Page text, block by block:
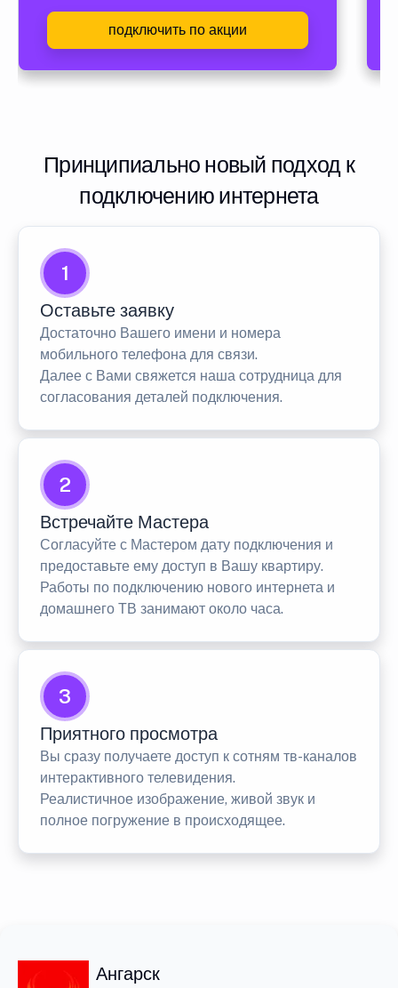
подключить по акции
Принципиально новый подход к
подключению интернета
1
Оставьте заявку
Достаточно Вашего имени и номера
мобильного телефона для связи.
Далее с Вами свяжется наша сотрудница для
согласования деталей подключения.
2
Встречайте Мастера
Согласуйте с Мастером дату подключения и
предоставьте ему доступ в Вашу квартиру.
Работы по подключению нового интернета и
домашнего ТВ занимают около часа.
3
Приятного просмотра
Вы сразу получаете доступ к сотням тв-каналов
интерактивного телевидения.
Реалистичное изображение, живой звук и
полное погружение в происходящее.
Ангарск